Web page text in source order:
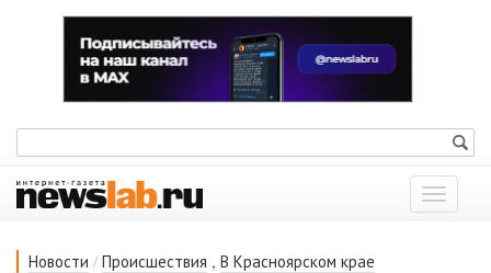
Показать
меню
Новости / Происшествия , В Красноярском крае